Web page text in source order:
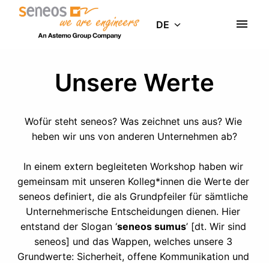
springenStartseite DE
Unsere Werte
Wofür steht seneos? Was zeichnet uns aus? Wie
heben wir uns von anderen Unternehmen ab?
In einem extern begleiteten Workshop haben wir
gemeinsam mit unseren Kolleg*innen die Werte der
seneos definiert, die als Grundpfeiler für sämtliche
Unternehmerische Entscheidungen dienen. Hier
entstand der Slogan ‘seneos sumus’ [dt. Wir sind
seneos] und das Wappen, welches unsere 3
Grundwerte: Sicherheit, offene Kommunikation und